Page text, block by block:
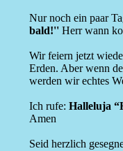
Nur noch ein paar
bald!''Herr wann
Wir feiern jetzt
Erden. Aber wenn
werden wir echtes
Ich rufe: Halleluja
Amen
Seid herzlich